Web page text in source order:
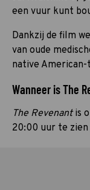
een vuur kunt
Dankzij de film
van oude
native American-
Wanneer is The
The Revenantis
20:00 uur te zien